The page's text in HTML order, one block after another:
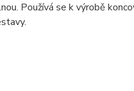
Používá se k výrobě